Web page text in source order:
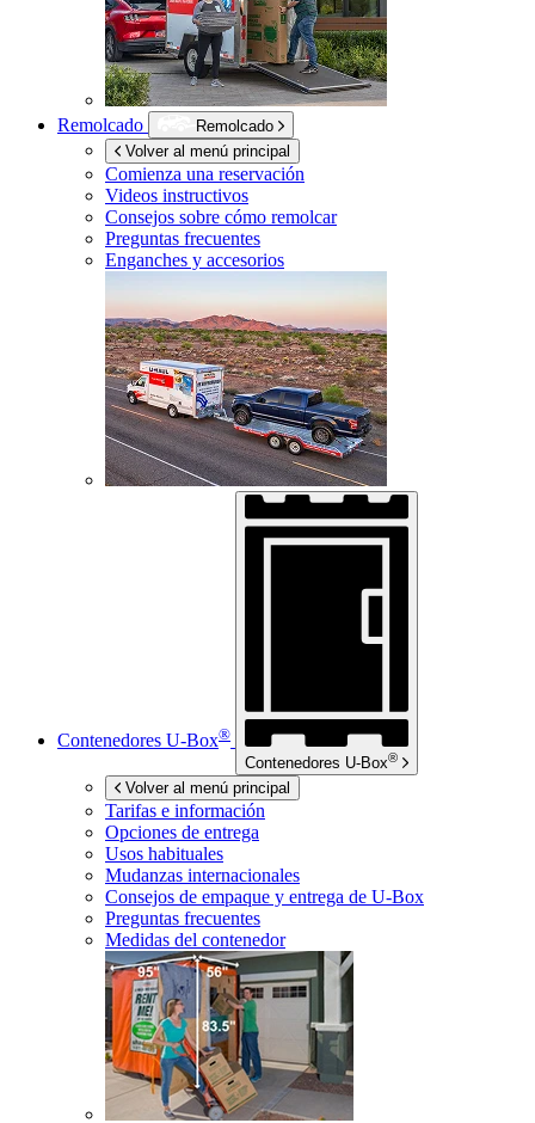
Remolcado
Remolcado
Volver al menú principal
Comienza una reservación
Videos instructivos
Consejos sobre cómo remolcar
Preguntas frecuentes
Enganches y accesorios
Contenedores U-Box®
Contenedores U-Box®
Volver al menú principal
Tarifas e información
Opciones de entrega
Usos habituales
Mudanzas internacionales
Consejos de empaque y entrega de U-Box
Preguntas frecuentes
Medidas del contenedor